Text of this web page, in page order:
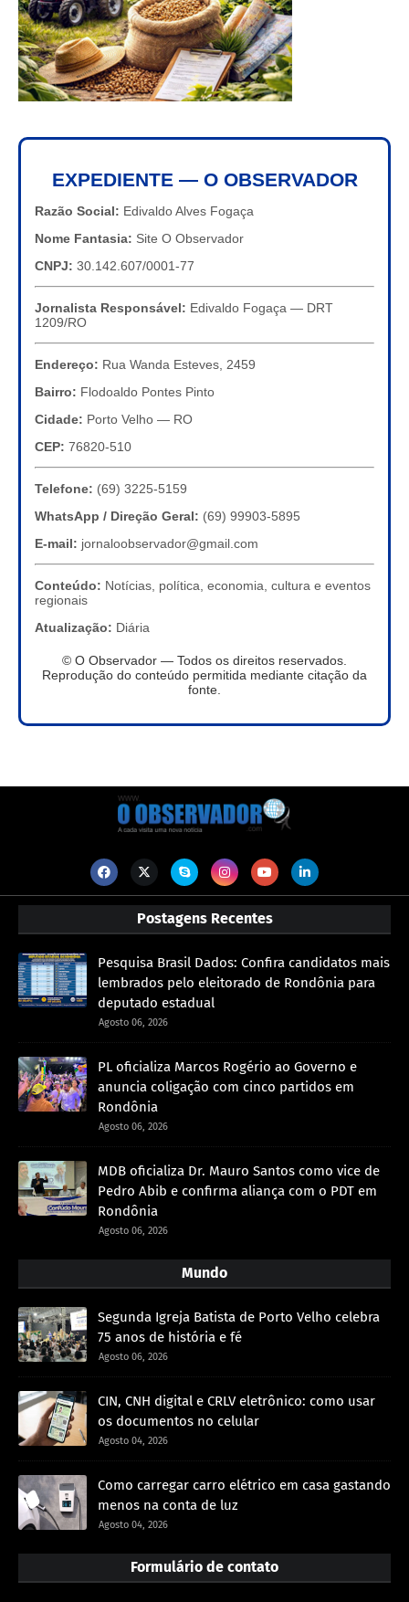
EXPEDIENTE — O OBSERVADOR
Razão Social: Edivaldo Alves Fogaça
Nome Fantasia: Site O Observador
CNPJ: 30.142.607/0001-77
Jornalista Responsável: Edivaldo Fogaça — DRT
1209/RO
Endereço: Rua Wanda Esteves, 2459
Bairro: Flodoaldo Pontes Pinto
Cidade: Porto Velho — RO
CEP: 76820-510
Telefone: (69) 3225-5159
WhatsApp / Direção Geral: (69) 99903-5895
E-mail: jornaloobservador@gmail.com
Conteúdo: Notícias, política, economia, cultura e eventos
regionais
Atualização: Diária
© O Observador — Todos os direitos reservados.
Reprodução do conteúdo permitida mediante citação da
fonte.
Postagens Recentes
Pesquisa Brasil Dados: Confira candidatos mais
lembrados pelo eleitorado de Rondônia para
deputado estadual
Agosto 06, 2026
PL oficializa Marcos Rogério ao Governo e
anuncia coligação com cinco partidos em
Rondônia
Agosto 06, 2026
MDB oficializa Dr. Mauro Santos como vice de
Pedro Abib e confirma aliança com o PDT em
Rondônia
Agosto 06, 2026
Mundo
Segunda Igreja Batista de Porto Velho celebra
75 anos de história e fé
Agosto 06, 2026
CIN, CNH digital e CRLV eletrônico: como usar
os documentos no celular
Agosto 04, 2026
Como carregar carro elétrico em casa gastando
menos na conta de luz
Agosto 04, 2026
Formulário de contato